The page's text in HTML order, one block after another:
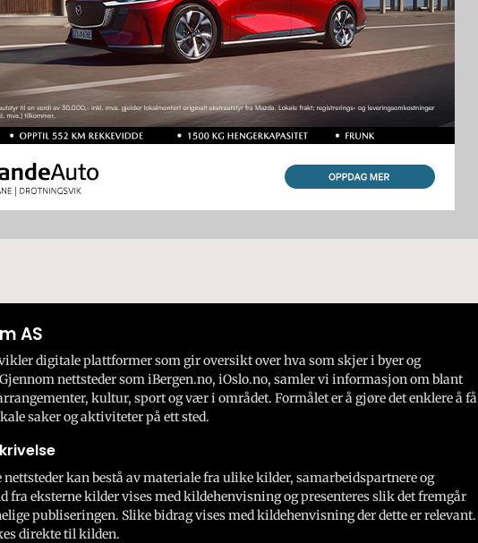
AS
digitale plattformer som gir oversikt over hva som skjer i byer og
nettsteder som iBergen.no, iOslo.no, samler vi informasjon om blant
kultur, sport og vær i området. Formålet er å gjøre det enklere å få
saker og aktiviteter på ett sted.
kan bestå av materiale fra ulike kilder, samarbeidspartnere og
fra eksterne kilder vises med kildehenvisning og presenteres slik det fremgår
publiseringen. Slike bidrag vises med kildehenvisning der dette er relevant.
direkte til kilden.